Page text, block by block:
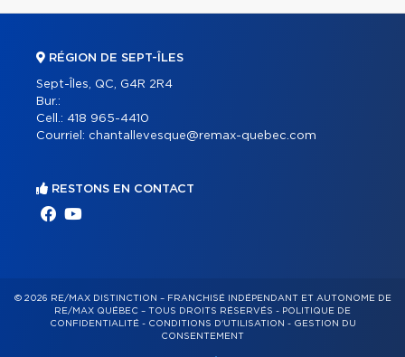
RÉGION DE SEPT-ÎLES
Sept-Îles, QC, G4R 2R4
Bur.:
Cell.: 418 965-4410
Courriel: chantallevesque@remax-quebec.com
RESTONS EN CONTACT
© 2026 RE/MAX DISTINCTION – FRANCHISÉ INDÉPENDANT ET AUTONOME DE
RE/MAX QUÉBEC – TOUS DROITS RÉSERVÉS - POLITIQUE DE
CONFIDENTIALITÉ- CONDITIONS D'UTILISATION - GESTION DU
CONSENTEMENT